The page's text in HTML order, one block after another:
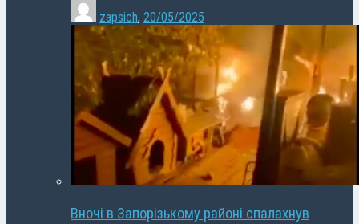
zapsich, 20/05/2025
Вночі в Запорізькому районі спалахнув